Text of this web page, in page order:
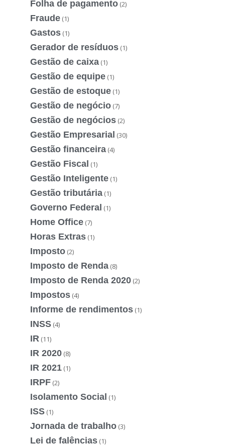
Folha de pagamento (2)
Fraude (1)
Gastos (1)
Gerador de resíduos (1)
Gestão de caixa (1)
Gestão de equipe (1)
Gestão de estoque (1)
Gestão de negócio (7)
Gestão de negócios (2)
Gestão Empresarial (30)
Gestão financeira (4)
Gestão Fiscal (1)
Gestão Inteligente (1)
Gestão tributária (1)
Governo Federal (1)
Home Office (7)
Horas Extras (1)
Imposto (2)
Imposto de Renda (8)
Imposto de Renda 2020 (2)
Impostos (4)
Informe de rendimentos (1)
INSS (4)
IR (11)
IR 2020 (8)
IR 2021 (1)
IRPF (2)
Isolamento Social (1)
ISS (1)
Jornada de trabalho (3)
Lei de falências (1)